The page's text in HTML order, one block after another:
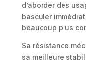
d’aborder des
basculer
beaucoup plus
Sa résistance
sa meilleure